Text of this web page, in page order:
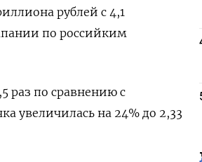
рублей с 4,1
по российким
раз по сравнению с
увеличилась на 24% до 2,33